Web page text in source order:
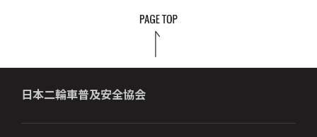
日本二輪車普及安全協会